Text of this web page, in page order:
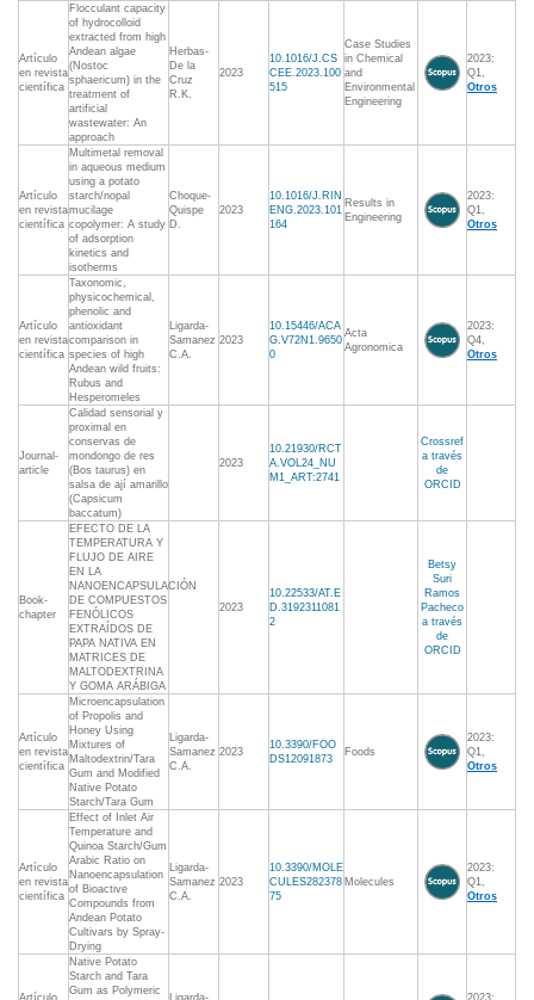
Artículo
en revista
científica
Flocculant capacity
of hydrocolloid
extracted from high
Andean algae
(Nostoc
sphaericum) in the
treatment of
artificial
wastewater: An
approach
Herbas-
De la
Cruz
R.K.
2023
10.1016/J.CS
CEE.2023.100
515
Case Studies
in Chemical
and
Environmental
Engineering
2023:
Q1,
Otros
Artículo
en revista
científica
Multimetal removal
in aqueous medium
using a potato
starch/nopal
mucilage
copolymer: A study
of adsorption
kinetics and
isotherms
Choque-
Quispe
D.
2023
10.1016/J.RIN
ENG.2023.101
164
Results in
Engineering
2023:
Q1,
Otros
Artículo
en revista
científica
Taxonomic,
physicochemical,
phenolic and
antioxidant
comparison in
species of high
Andean wild fruits:
Rubus and
Hesperomeles
Ligarda-
Samanez
C.A.
2023
10.15446/ACA
G.V72N1.9650
0
Acta
Agronomica
2023:
Q4,
Otros
Journal-
article
Calidad sensorial y
proximal en
conservas de
mondongo de res
(Bos taurus) en
salsa de ají amarillo
(Capsicum
baccatum)
2023
10.21930/RCT
A.VOL24_NU
M1_ART:2741
Crossref
a través
de
ORCID
Book-
chapter
EFECTO DE LA
TEMPERATURA Y
FLUJO DE AIRE
EN LA
NANOENCAPSULACIÓN
DE COMPUESTOS
FENÓLICOS
EXTRAÍDOS DE
PAPA NATIVA EN
MATRICES DE
MALTODEXTRINA
Y GOMA ARÁBIGA
2023
10.22533/AT.E
D.3192311081
2
Betsy
Suri
Ramos
Pacheco
a través
de
ORCID
Artículo
en revista
científica
Microencapsulation
of Propolis and
Honey Using
Mixtures of
Maltodextrin/Tara
Gum and Modified
Native Potato
Starch/Tara Gum
Ligarda-
Samanez
C.A.
2023
10.3390/FOO
DS12091873
Foods
2023:
Q1,
Otros
Artículo
en revista
científica
Effect of Inlet Air
Temperature and
Quinoa Starch/Gum
Arabic Ratio on
Nanoencapsulation
of Bioactive
Compounds from
Andean Potato
Cultivars by Spray-
Drying
Ligarda-
Samanez
C.A.
2023
10.3390/MOLE
CULES282378
75
Molecules
2023:
Q1,
Otros
Artículo
Native Potato
Starch and Tara
Gum as Polymeric
Ligarda-
2023: